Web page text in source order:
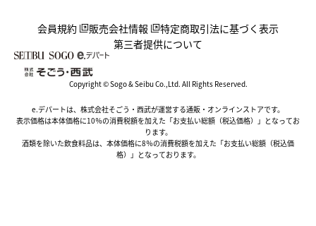
会員規約 販売会社情報
特定商取引法に基づく表示
第三者提供について
Copyright © Sogo & Seibu Co.,Ltd. All Rights Reserved.
e.デパートは、株式会社そごう・西武が運営する通販・オンラインストアです。
表示価格は本体価格に10％の消費税額を加えた「お支払い総額（税込価格）」となってお
ります。
酒類を除いた飲食料品は、本体価格に8％の消費税額を加えた「お支払い総額（税込価
格）」となっております。